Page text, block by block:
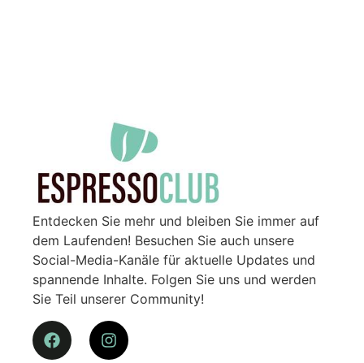
Entdecken Sie mehr und bleiben Sie immer auf
dem Laufenden! Besuchen Sie auch unsere
Social-Media-Kanäle für aktuelle Updates und
spannende Inhalte. Folgen Sie uns und werden
Sie Teil unserer Community!